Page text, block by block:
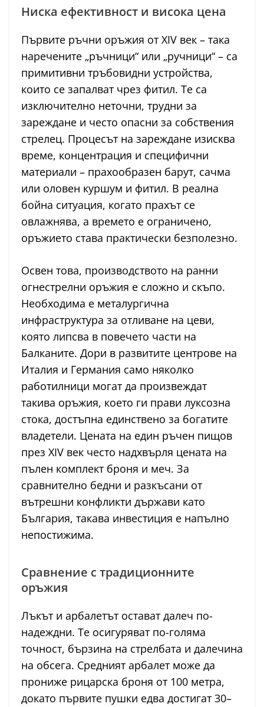
Ниска ефективност и висока цена
Първите ръчни оръжия от XIV век – така
наречените „ръчници“ или „ручници“ – са
примитивни тръбовидни устройства,
които се запалват чрез фитил. Те са
изключително неточни, трудни за
зареждане и често опасни за собствения
стрелец. Процесът на зареждане изисква
време, концентрация и специфични
материали – прахообразен барут, сачма
или оловен куршум и фитил. В реална
бойна ситуация, когато прахът се
овлажнява, а времето е ограничено,
оръжието става практически безполезно.
Освен това, производството на ранни
огнестрелни оръжия е сложно и скъпо.
Необходима е металургична
инфраструктура за отливане на цеви,
която липсва в повечето части на
Балканите. Дори в развитите центрове на
Италия и Германия само няколко
работилници могат да произвеждат
такива оръжия, което ги прави луксозна
стока, достъпна единствено за богатите
владетели. Цената на един ръчен пищов
през XIV век често надхвърля цената на
пълен комплект броня и меч. За
сравнително бедни и разкъсани от
вътрешни конфликти държави като
България, такава инвестиция е напълно
непостижима.
Сравнение с традиционните
оръжия
Лъкът и арбалетът остават далеч по-
надеждни. Те осигуряват по-голяма
точност, бързина на стрелбата и далечина
на обсега. Средният арбалет може да
прониже рицарска броня от 100 метра,
докато първите пушки едва достигат 30–